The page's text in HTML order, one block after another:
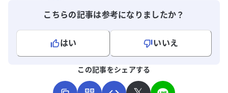
こちらの記事は参考になりましたか？
はい
いいえ
この記事をシェアする